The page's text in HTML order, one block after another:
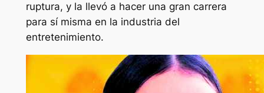
ruptura, y la llevó a hacer una gran carrera
para sí misma en la industria del
entretenimiento.